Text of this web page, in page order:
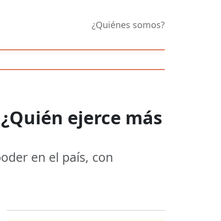
¿Quiénes somos?
ejerce más
en el país, con